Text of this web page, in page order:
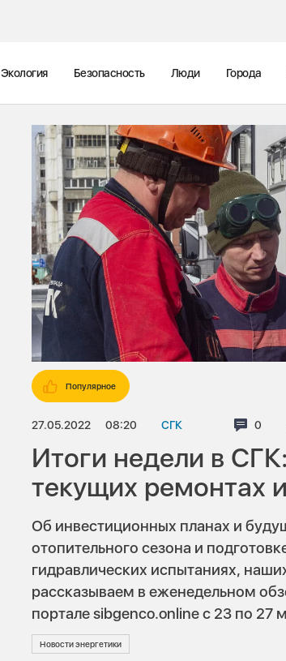
Экология Безопасность Люди Города
Популярное
27.05.2022 08:20 СГК 0
Итоги недели в
текущих ремонтах
Об инвестиционных планах и
отопительного сезона и
гидравлических испытаниях,
рассказываем в еженедельном
портале sibgenco.online с 23 по 27
Новости энергетики